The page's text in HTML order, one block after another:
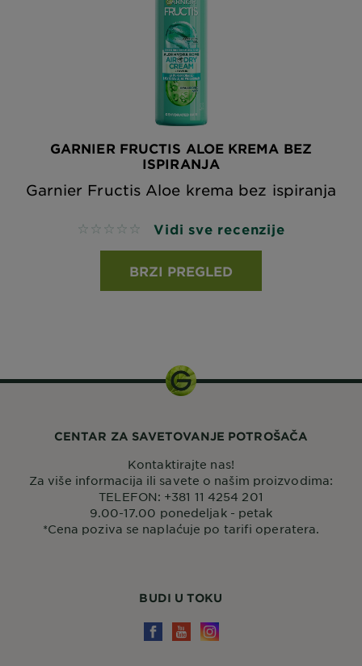
GARNIER FRUCTIS ALOE KREMA BEZ
ISPIRANJA
Garnier Fructis Aloe krema bez ispiranja
No reviews Vidi sve recenzije
BRZI PREGLED
BUDI U TOKU
CENTAR ZA SAVETOVANJE POTROŠAČA
Kontaktirajte nas!
Za više informacija ili savete o našim proizvodima:
TELEFON: +381 11 4254 201
9.00-17.00 ponedeljak - petak
*Cena poziva se naplaćuje po tarifi operatera.